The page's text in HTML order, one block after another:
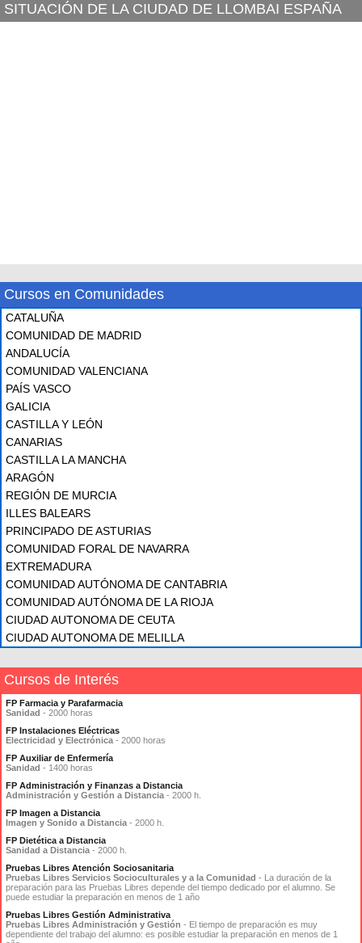
SITUACIÓN DE LA CIUDAD DE LLOMBAI ESPAÑA
Cursos en Comunidades
CATALUÑA
COMUNIDAD DE MADRID
ANDALUCÍA
COMUNIDAD VALENCIANA
PAÍS VASCO
GALICIA
CASTILLA Y LEÓN
CANARIAS
CASTILLA LA MANCHA
ARAGÓN
REGIÓN DE MURCIA
ILLES BALEARS
PRINCIPADO DE ASTURIAS
COMUNIDAD FORAL DE NAVARRA
EXTREMADURA
COMUNIDAD AUTÓNOMA DE CANTABRIA
COMUNIDAD AUTÓNOMA DE LA RIOJA
CIUDAD AUTONOMA DE CEUTA
CIUDAD AUTONOMA DE MELILLA
Cursos de Interés
FP Farmacia y Parafarmacia
Sanidad - 2000 horas
FP Instalaciones Eléctricas
Electricidad y Electrónica - 2000 horas
FP Auxiliar de Enfermería
Sanidad - 1400 horas
FP Administración y Finanzas a Distancia
Administración y Gestión a Distancia - 2000 h.
FP Imagen a Distancia
Imagen y Sonido a Distancia - 2000 h.
FP Dietética a Distancia
Sanidad a Distancia - 2000 h.
Pruebas Libres Atención Sociosanitaria
Pruebas Libres Servicios Socioculturales y a la Comunidad - La duración de la
preparación para las Pruebas Libres depende del tiempo dedicado por el alumno. Se
puede estudiar la preparación en menos de 1 año
Pruebas Libres Gestión Administrativa
Pruebas Libres Administración y Gestión - El tiempo de preparación es muy
dependiente del trabajo del alumno: es posible estudiar la preparación en menos de 1